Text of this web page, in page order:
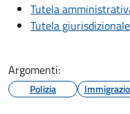
Tutela
Tutela giurisdizionale
Argomenti:
Polizia